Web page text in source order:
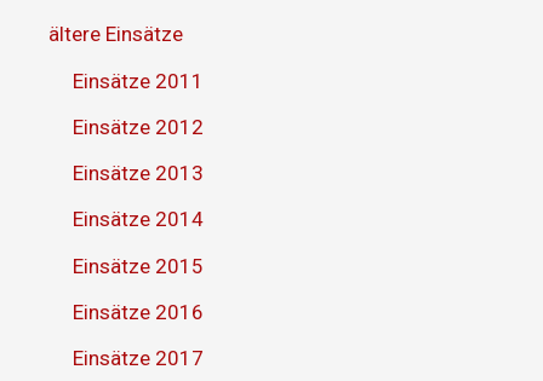
ältere Einsätze
Einsätze 2011
Einsätze 2012
Einsätze 2013
Einsätze 2014
Einsätze 2015
Einsätze 2016
Einsätze 2017